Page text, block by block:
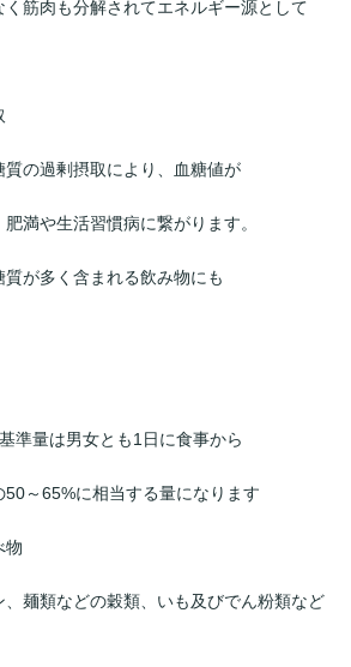
く筋肉も分解されてエネルギー源として
の過剰摂取により、血糖値が
肥満や生活習慣病に繋がります。
が多く含まれる飲み物にも
準量は男女とも1日に食事から
～65%に相当する量になります
物
麺類などの穀類、いも及びでん粉類など